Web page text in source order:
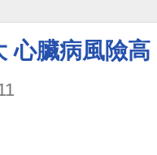
心臟病風險高